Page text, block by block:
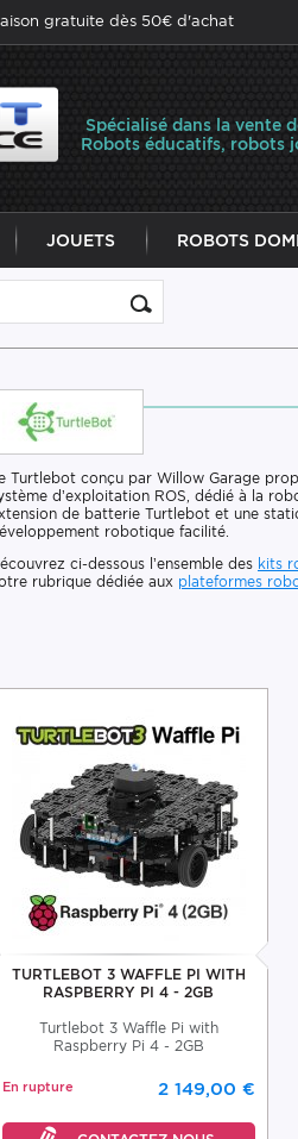
gratuite dès 50€ d'achat
Spécialisé dans la vente
Robots éducatifs, robots
JOUETS ROBOTS
Turtlebot conçu par Willow Garage
d’exploitation ROS, dédié à la
de batterie Turtlebot et une
robotique facilité.
ci-dessous l’ensemble des kits
rubrique dédiée aux plateformes
TURTLEBOT 3 WAFFLE PI WITH
RASPBERRY PI 4 - 2GB
Turtlebot 3 Waffle Pi with
Raspberry Pi 4 - 2GB
2 149,00 €
En rupture